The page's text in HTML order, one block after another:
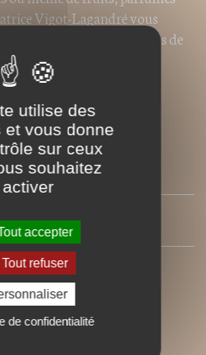
Vigot-Lagandré vous
nouvelles pour vos repas de
entre amis.
recettes classiques ou
et faciles à réaliser.
redécouvrir les choux !
utilise des
et vous donne
sur ceux
souhaitez
activer
accepter
Tout refuser
de confidentialité